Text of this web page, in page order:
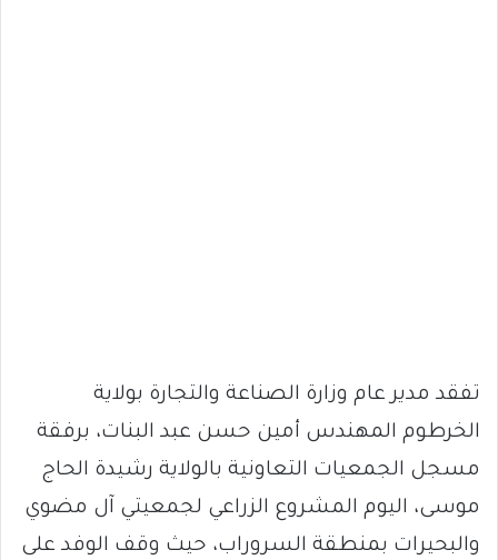
تفقد مدير عام وزارة الصناعة والتجارة بولاية
الخرطوم المهندس أمين حسن عبد البنات، برفقة
مسجل الجمعيات التعاونية بالولاية رشيدة الحاج
موسى، اليوم المشروع الزراعي لجمعيتي آل مضوي
والبحيرات بمنطقة السروراب، حيث وقف الوفد على